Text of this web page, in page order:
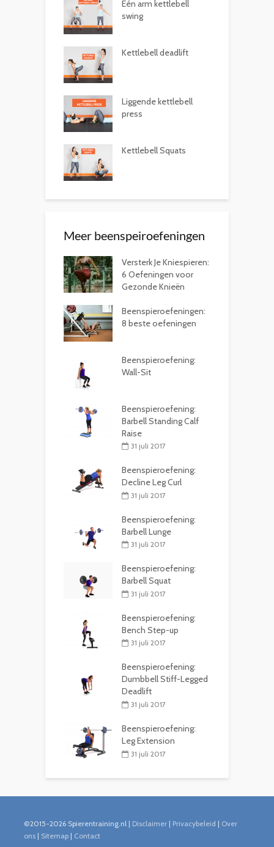
Één arm kettlebell
swing
Kettlebell deadlift
Liggende kettlebell
press
Kettlebell Squats
Meer beenspeiroefeningen
Versterk Je Kniespieren:
6 Oefeningen voor
Gezonde Knieën
Beenspieroefeningen:
8 beste oefeningen
Beenspieroefening:
Wall-Sit
Beenspieroefening:
Barbell Standing Calf
Raise
31 juli 2017
Beenspieroefening:
Decline Leg Curl
31 juli 2017
Beenspieroefening:
Barbell Lunge
31 juli 2017
Beenspieroefening:
Barbell Squat
31 juli 2017
Beenspieroefening:
Bench Step-up
31 juli 2017
Beenspieroefening:
Dumbbell Stiff-Legged
Deadlift
31 juli 2017
Beenspieroefening:
Leg Extension
31 juli 2017
©2015-2026 Spierentraining.nl | Disclaimer | Privacybeleid | Over
ons | Sitemap | Contact